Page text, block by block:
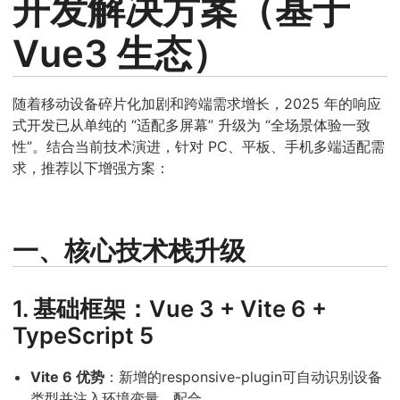
开发解决方案（基于
Vue3 生态）
随着移动设备碎片化加剧和跨端需求增长，2025 年的响应
式开发已从单纯的 “适配多屏幕” 升级为 “全场景体验一致
性”。结合当前技术演进，针对 PC、平板、手机多端适配需
求，推荐以下增强方案：
一、核心技术栈升级
1. 基础框架：Vue 3 + Vite 6 +
TypeScript 5
Vite 6 优势 ：新增的responsive-plugin可自动识别设备